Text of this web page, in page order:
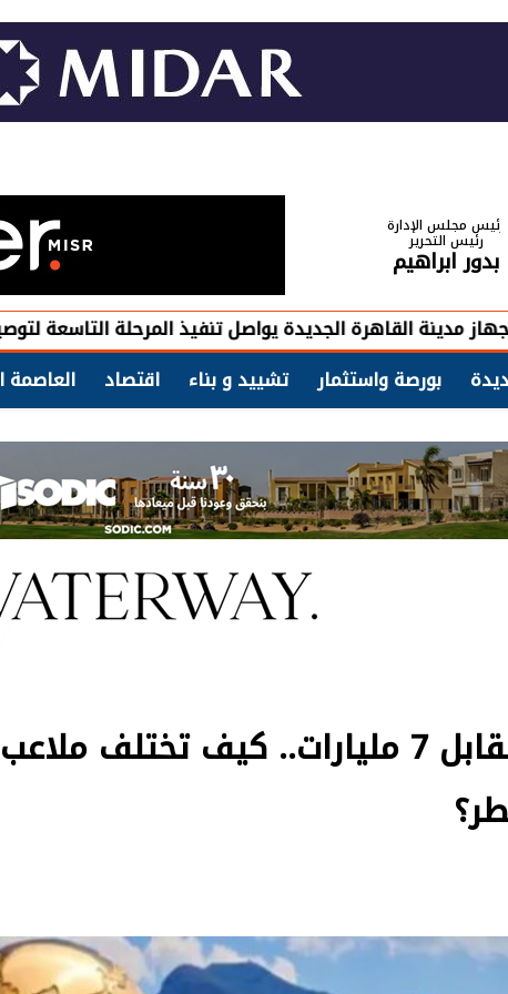
رئيس مجلس الإدارة
رئيس التحرير
بدور ابراهيم
الجديدة يواصل تنفيذ المرحلة التاسعة لتوصيل التيار
بورصة واستثمار تشييد و بناء اقتصاد العاصمة
19.9 مليار دولار مقابل 7 مليارات.. كيف